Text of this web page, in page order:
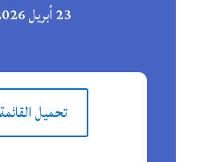
23 أبريل 2026
تحميل القائمة